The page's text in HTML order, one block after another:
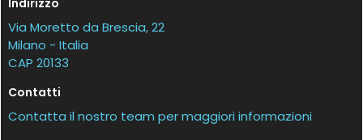
Indirizzo
Via Moretto da Brescia, 22
Milano - Italia
CAP 20133
Contatti
Contatta il nostro team per maggiori informazioni